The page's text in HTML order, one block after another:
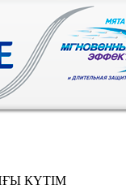
КҮТІМ